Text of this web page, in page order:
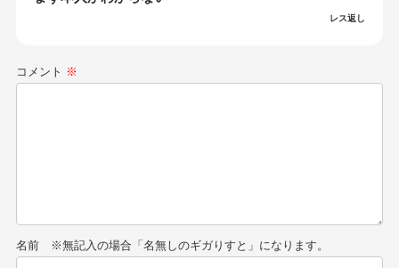
レス返し
コメント ※
名前